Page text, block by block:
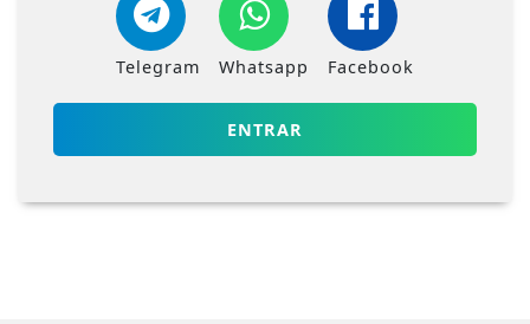
Telegram Whatsapp Facebook
ENTRAR